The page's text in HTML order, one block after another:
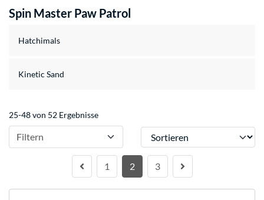
Spin Master Paw Patrol
Hatchimals
Kinetic Sand
25-48 von 52 Ergebnisse
Filtern Sortieren
1 2 3